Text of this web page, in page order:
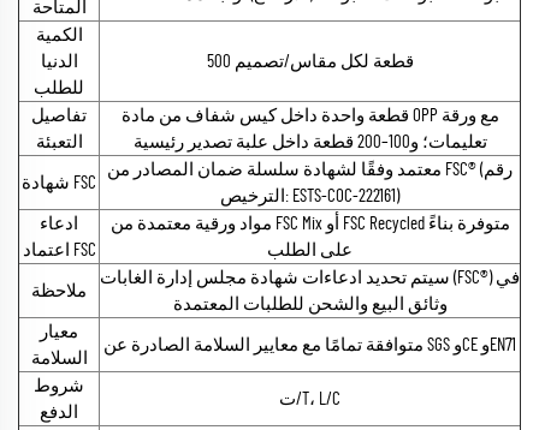
المتاحة
الكمية
الدنيا
للطلب
500 قطعة لكل مقاس/تصميم
تفاصيل
التعبئة
قطعة واحدة داخل كيس شفاف من مادة OPP مع ورقة
تعليمات؛ و100–200 قطعة داخل علبة تصدير رئيسية
شهادة FSC
معتمد وفقًا لشهادة سلسلة ضمان المصادر من FSC® (رقم
الترخيص: ESTS-COC-222161)
ادعاء
اعتماد FSC
مواد ورقية معتمدة من FSC Mix أو FSC Recycled متوفرة بناءً
على الطلب
ملاحظة
سيتم تحديد ادعاءات شهادة مجلس إدارة الغابات (FSC®) في
وثائق البيع والشحن للطلبات المعتمدة
معيار
السلامة
متوافقة تمامًا مع معايير السلامة الصادرة عن SGS وCE وEN71
شروط
الدفع
ت/T، L/C